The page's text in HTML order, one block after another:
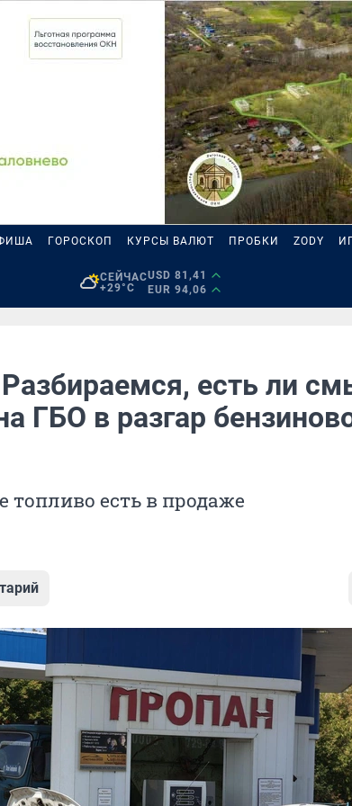
ГОРОСКОП КУРСЫ ВАЛЮТ ПРОБКИ ZODY
СЕЙЧАС
+29°C
USD 81,41
EUR 94,06
есть ли
ГБО в разгар
топливо есть в продаже